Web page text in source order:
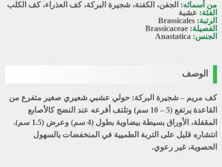
من أسمائه: الجفن، الكفنة، شجيرة البركة، كف العذراء، كف الكلب
الفئة: عشبة
الرتبة: Brassicales
الفصيلة: Brassicaceae
الجنس: Anastatica
الوصف
كف مريم – شجيرة البركة: حولي عشبي شعيري صغير متفرع من
القاعدة يرتفع (5 – 10 سم) وتلتف أفرعه عند النضج كالأصابع
المقفلة، الأوراق بسيطة بيضاوية بطول (4 سم) وعرض (1.5 سم).
انتشاره قليل على التربة الطميية في المنخفضات بالسهول
الحصوية، غير رعوي.